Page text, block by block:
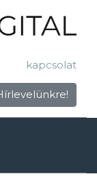
kapcsolat